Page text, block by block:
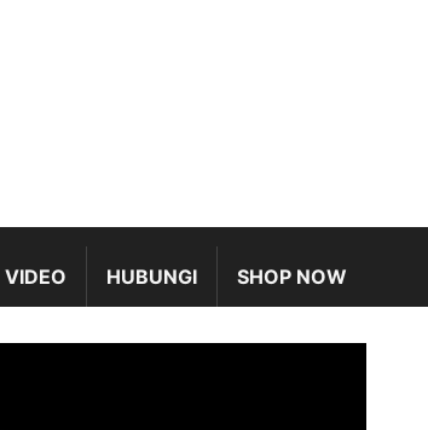
VIDEO HUBUNGI SHOP NOW